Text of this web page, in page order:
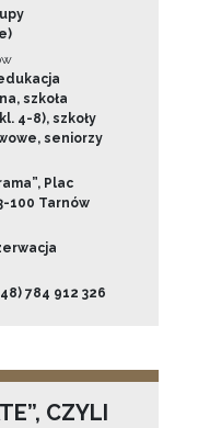
szkoła
4-8), szkoły
seniorzy
Plac
100 Tarnów
784 912 326
CZYLI